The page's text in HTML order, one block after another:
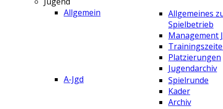
Allgemein
Allgemeines
Spielbetrieb
Management
Platzierungen
Jugendarchiv
A-Jgd
Spielrunde
Kader
Archiv